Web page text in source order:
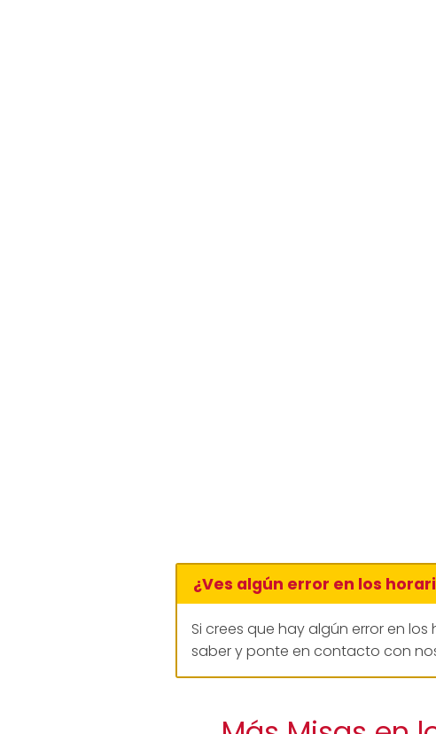
¿Ves algún error en los
Si crees que hay algún error en
saber y ponte en contacto con